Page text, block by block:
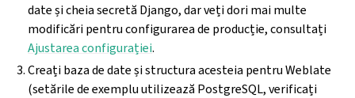
date și cheia secretă Django, dar veți dori mai multe
modificări pentru configurarea de producție, consultați
Ajustarea configurației.
Creați baza de date și structura acesteia pentru Weblate
(setările de exemplu utilizează PostgreSQL, verificați